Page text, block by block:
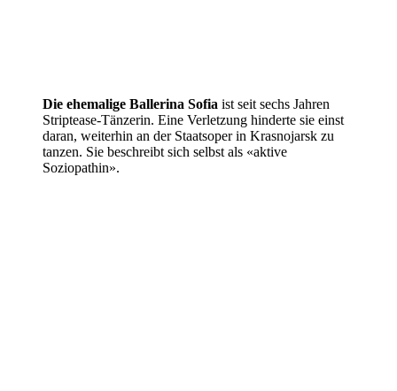
Die ehemalige Ballerina Sofia ist seit sechs Jahren
Striptease-Tänzerin. Eine Verletzung hinderte sie einst
daran, weiterhin an der Staatsoper in Krasnojarsk zu
tanzen. Sie beschreibt sich selbst als «aktive
Soziopathin».